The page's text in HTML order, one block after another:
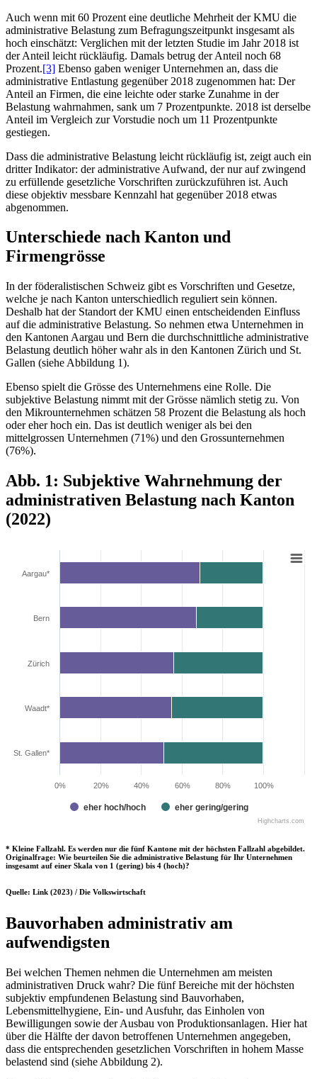
Auch wenn mit 60 Prozent eine deutliche Mehrheit der KMU die
administrative Belastung zum Befragungszeitpunkt insgesamt als
hoch einschätzt: Verglichen mit der letzten Studie im Jahr 2018 ist
der Anteil leicht rückläufig. Damals betrug der Anteil noch 68
Prozent.[3] Ebenso gaben weniger Unternehmen an, dass die
administrative Entlastung gegenüber 2018 zugenommen hat: Der
Anteil an Firmen, die eine leichte oder starke Zunahme in der
Belastung wahrnahmen, sank um 7 Prozentpunkte. 2018 ist derselbe
Anteil im Vergleich zur Vorstudie noch um 11 Prozentpunkte
gestiegen.
Dass die administrative Belastung leicht rückläufig ist, zeigt auch ein
dritter Indikator: der administrative Aufwand, der nur auf zwingend
zu erfüllende gesetzliche Vorschriften zurückzuführen ist. Auch
diese objektiv messbare Kennzahl hat gegenüber 2018 etwas
abgenommen.
Unterschiede nach Kanton und
Firmengrösse
In der föderalistischen Schweiz gibt es Vorschriften und Gesetze,
welche je nach Kanton unterschiedlich reguliert sein können.
Deshalb hat der Standort der KMU einen entscheidenden Einfluss
auf die administrative Belastung. So nehmen etwa Unternehmen in
den Kantonen Aargau und Bern die durchschnittliche administrative
Belastung deutlich höher wahr als in den Kantonen Zürich und St.
Gallen (siehe Abbildung 1).
Ebenso spielt die Grösse des Unternehmens eine Rolle. Die
subjektive Belastung nimmt mit der Grösse nämlich stetig zu. Von
den Mikrounternehmen schätzen 58 Prozent die Belastung als hoch
oder eher hoch ein. Das ist deutlich weniger als bei den
mittelgrossen Unternehmen (71%) und den Grossunternehmen
(76%).
Abb. 1: Subjektive Wahrnehmung der
administrativen Belastung nach Kanton
(2022)
eher hoch/hoch eher gering/gering
Aargau*
Bern
Zürich
Waadt*
St. Gallen*
0% 20% 40% 60% 80% 100%
Highcharts.com
* Kleine Fallzahl. Es werden nur die fünf Kantone mit der höchsten Fallzahl abgebildet.
Originalfrage: Wie beurteilen Sie die administrative Belastung für Ihr Unternehmen
insgesamt auf einer Skala von 1 (gering) bis 4 (hoch)?
Quelle: Link (2023) / Die Volkswirtschaft
Bauvorhaben administrativ am
aufwendigsten
Bei welchen Themen nehmen die Unternehmen am meisten
administrativen Druck wahr? Die fünf Bereiche mit der höchsten
subjektiv empfundenen Belastung sind Bauvorhaben,
Lebensmittelhygiene, Ein- und Ausfuhr, das Einholen von
Bewilligungen sowie der Ausbau von Produktionsanlagen. Hier hat
über die Hälfte der davon betroffenen Unternehmen angegeben,
dass die entsprechenden gesetzlichen Vorschriften in hohem Masse
belastend sind (siehe Abbildung 2).